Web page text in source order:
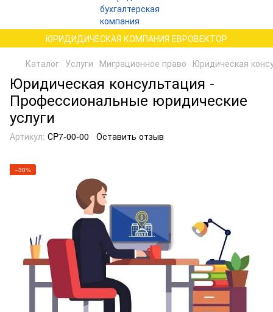
ЮРИДИДИЧЕСКАЯ КОМПАНИЯ ЕВРОВЕКТОР
Каталог Услуги Миграционное право Юридическая
Юридическая консультация -
Профессиональные юридические
услуги
Артикул: СP7-00-00 Оставить отзыв
−30%